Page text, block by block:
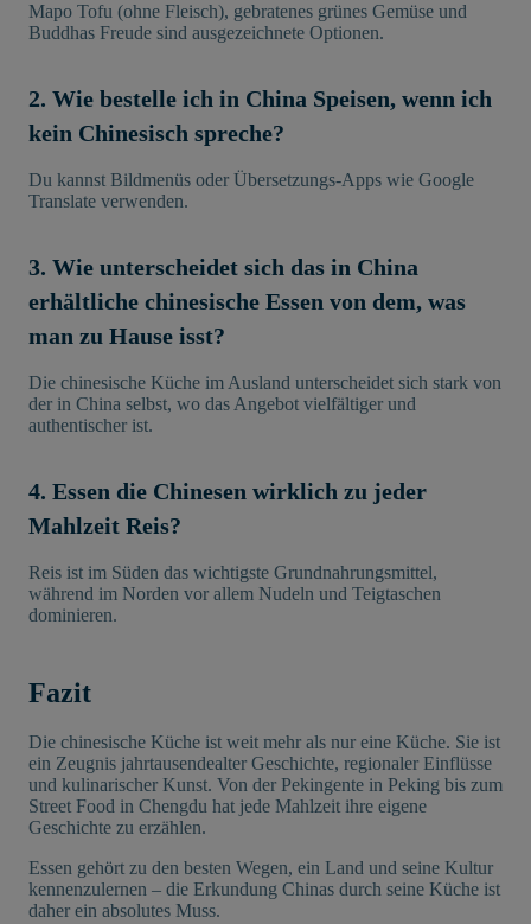
Mapo Tofu (ohne Fleisch), gebratenes grünes Gemüse und
Buddhas Freude sind ausgezeichnete Optionen.
2. Wie bestelle ich in China Speisen, wenn ich
kein Chinesisch spreche?
Du kannst Bildmenüs oder Übersetzungs-Apps wie Google
Translate verwenden.
3. Wie unterscheidet sich das in China
erhältliche chinesische Essen von dem, was
man zu Hause isst?
Die chinesische Küche im Ausland unterscheidet sich stark von
der in China selbst, wo das Angebot vielfältiger und
authentischer ist.
4. Essen die Chinesen wirklich zu jeder
Mahlzeit Reis?
Reis ist im Süden das wichtigste Grundnahrungsmittel,
während im Norden vor allem Nudeln und Teigtaschen
dominieren.
Fazit
Die chinesische Küche ist weit mehr als nur eine Küche. Sie ist
ein Zeugnis jahrtausendealter Geschichte, regionaler Einflüsse
und kulinarischer Kunst. Von der Pekingente in Peking bis zum
Street Food in Chengdu hat jede Mahlzeit ihre eigene
Geschichte zu erzählen.
Essen gehört zu den besten Wegen, ein Land und seine Kultur
kennenzulernen – die Erkundung Chinas durch seine Küche ist
daher ein absolutes Muss.